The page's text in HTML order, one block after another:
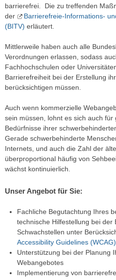
barrierefrei. Die zu treffenden
der
Barrierefreie-Informations-
(BITV) erläutert.
Mittlerweile haben auch alle
Verordnungen erlassen, sodass
Fachhochschulen oder
Barrierefreiheit bei der Erstellung
berücksichtigen müssen.
Auch wenn kommerzielle
sein müssen, lohnt es sich auch für
Bedürfnisse ihrer
Gerade schwerbehinderte
Internets, und auch die Zahl der
überproportional häufig von
wächst kontinuierlich.
Unser Angebot für Sie:
Fachliche Begutachtung Ihres
technische Hilfestellung bei der
Schwachstellen unter
Accessibility Guidelines (WCAG)
Unterstützung bei der Planung
Webangebotes
Implementierung von